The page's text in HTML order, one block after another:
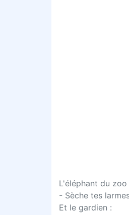
L'éléphant du
- Sèche tes
Et le gardien :